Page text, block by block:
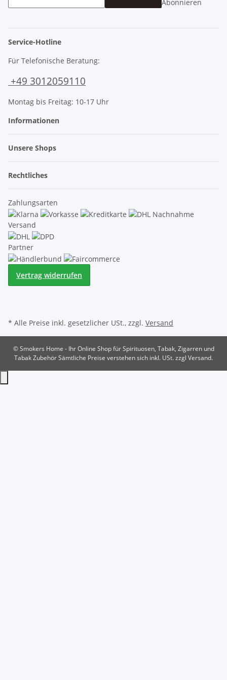
Abonnieren
Service-Hotline
Für Telefonische Beratung:
+49 3012059110
Montag bis Freitag: 10-17 Uhr
Informationen
Unsere Shops
Rechtliches
Zahlungsarten
Versand
Partner
Vertrag widerrufen
* Alle Preise inkl. gesetzlicher USt., zzgl. Versand
© Smokers Home - Ihr Online Shop für Spirituosen, Tabak, Zigarren und
Tabak ZubehörSämtliche Preise verstehen sich inkl. USt. zzgl Versand.